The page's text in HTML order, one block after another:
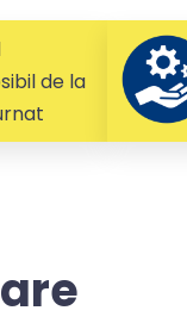
de la